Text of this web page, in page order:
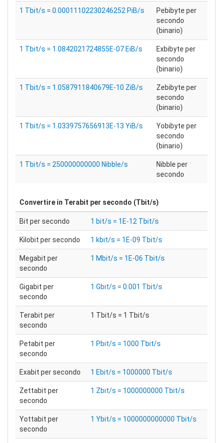
1 Tbit/s = 0.00011102230246252 PiB/s
Pebibyte per
secondo
(binario)
1 Tbit/s = 1.0842021724855E-07 EiB/s
Exbibyte per
secondo
(binario)
1 Tbit/s = 1.0587911840679E-10 ZiB/s
Zebibyte per
secondo
(binario)
1 Tbit/s = 1.0339757656913E-13 YiB/s
Yobibyte per
secondo
(binario)
1 Tbit/s = 250000000000 Nibble/s
Nibble per
secondo
Convertire in Terabit per secondo (Tbit/s)
Bit per secondo 1 bit/s = 1E-12 Tbit/s
Kilobit per secondo 1 kbit/s = 1E-09 Tbit/s
Megabit per
secondo
1 Mbit/s = 1E-06 Tbit/s
Gigabit per
secondo
1 Gbit/s = 0.001 Tbit/s
Terabit per
secondo
1 Tbit/s = 1 Tbit/s
Petabit per
secondo
1 Pbit/s = 1000 Tbit/s
Exabit per secondo 1 Ebit/s = 1000000 Tbit/s
Zettabit per
secondo
1 Zbit/s = 1000000000 Tbit/s
Yottabit per
secondo
1 Ybit/s = 1000000000000 Tbit/s